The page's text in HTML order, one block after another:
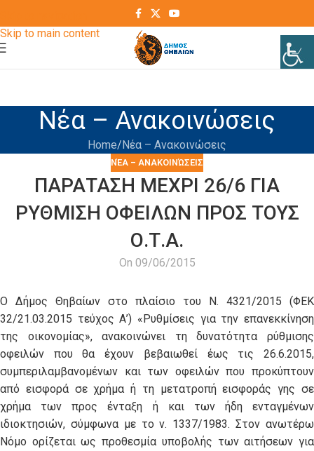
Skip to main content
Νέα – Ανακοινώσεις
Home Νέα – Ανακοινώσεις
ΝΈΑ – ΑΝΑΚΟΙΝΏΣΕΙΣ
ΠΑΡΑΤΑΣΗ ΜΕΧΡΙ 26/6 ΓΙΑ
ΡΥΘΜΙΣΗ ΟΦΕΙΛΩΝ ΠΡΟΣ ΤΟΥΣ
Ο.Τ.Α.
On 09/06/2015
Ο Δήμος Θηβαίων στο πλαίσιο του Ν. 4321/2015 (ΦΕΚ
32/21.03.2015 τεύχος Α’) «Ρυθμίσεις για την επανεκκίνηση
της οικονομίας», ανακοινώνει τη δυνατότητα ρύθμισης
οφειλών που θα έχουν βεβαιωθεί έως τις 26.6.2015,
συμπεριλαμβανομένων και των οφειλών που προκύπτουν
από εισφορά σε χρήμα ή τη μετατροπή εισφοράς γης σε
χρήμα των προς ένταξη ή και των ήδη ενταγμένων
ιδιοκτησιών, σύμφωνα με το ν. 1337/1983. Στον ανωτέρω
Νόμο ορίζεται ως προθεσμία υποβολής των αιτήσεων για